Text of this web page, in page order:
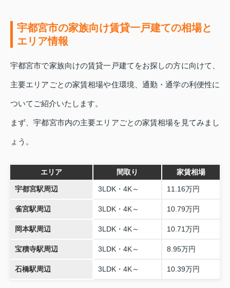
宇都宮市の家族向け賃貸一戸建ての相場と
エリア情報
宇都宮市で家族向けの賃貸一戸建てをお探しの方に向けて、
主要エリアごとの家賃相場や住環境、通勤・通学の利便性に
ついてご紹介いたします。
まず、宇都宮市内の主要エリアごとの家賃相場を見てみまし
ょう。
エリア 間取り 家賃相場
宇都宮駅周辺 3LDK・4K～ 11.16万円
雀宮駅周辺 3LDK・4K～ 10.79万円
岡本駅周辺 3LDK・4K～ 10.71万円
宝積寺駅周辺 3LDK・4K～ 8.95万円
石橋駅周辺 3LDK・4K～ 10.39万円